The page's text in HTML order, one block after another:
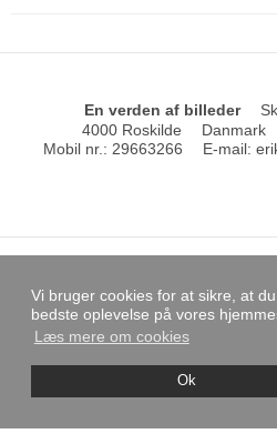
Vi bruger cookies for at sikre, at
bedste oplevelse på vores
Læs mere om cookies
Ok
En verden af billeder
4000 Roskilde
Danmark
Mobil nr.: 29663266 E-mail: